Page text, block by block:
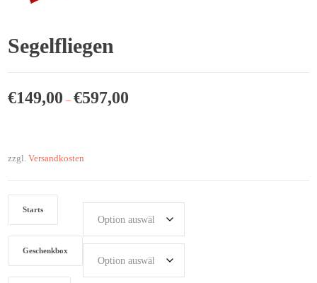
Segelfliegen
€149,00 –€597,00
zzgl.Versandkosten
Starts
Geschenkbox